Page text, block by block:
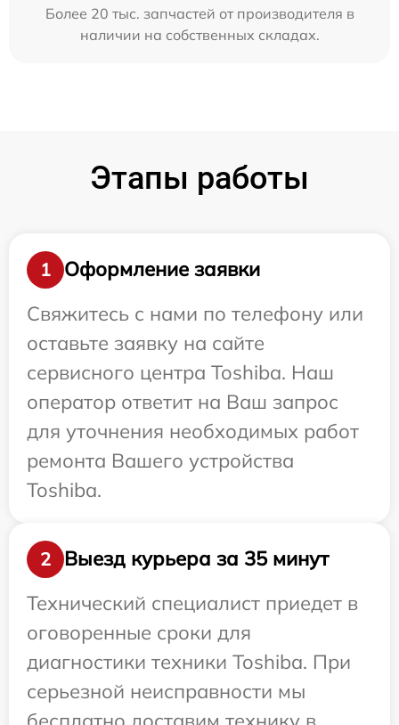
Более 20 тыс. запчастей от производителя в
наличии на собственных складах.
Этапы работы
1
Оформление заявки
Свяжитесь с нами по телефону или
оставьте заявку на сайте
сервисного центра Toshiba. Наш
оператор ответит на Ваш запрос
для уточнения необходимых работ
ремонта Вашего устройства
Toshiba.
2
Выезд курьера за 35 минут
Технический специалист приедет в
оговоренные сроки для
диагностики техники Toshiba. При
серьезной неисправности мы